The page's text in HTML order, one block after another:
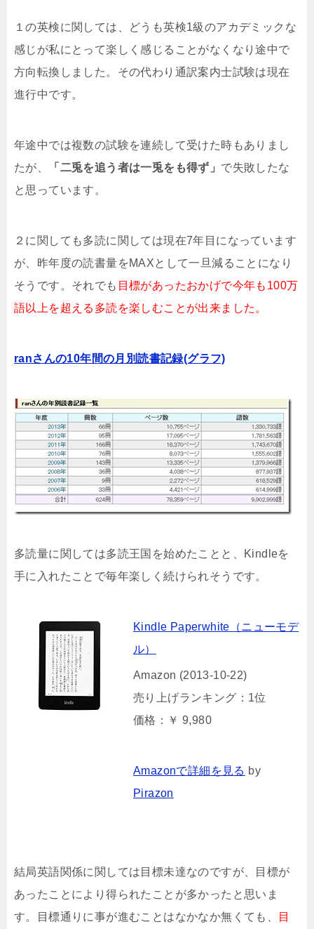
１の英検に関しては、どうも英検1級のアカデミックな
感じが私にとって楽しく感じることがなくなり途中で
方向転換しました。その代わり通訳案内士試験は現在
進行中です。
年途中では複数の試験を連続して受けた時もありまし
たが、
「二兎を追う者は一兎をも得ず」 で失敗したな
と思っています。
２に関しても多読に関しては現在7年目になっています
が、昨年度の読書量をMAXとして一旦減ることになり
そうです。それでも 目標があったおかげで今年も100万
語以上を超える多読を楽しむことが出来ました。
ranさんの10年間の月別読書記録(グラフ)
多読量に関しては多読王国を始めたことと、Kindleを
手に入れたことで毎年楽しく続けられそうです。
Kindle Paperwhite（ニューモデ
ル）
Amazon (2013-10-22)
売り上げランキング：1位
価格：￥ 9,980
Amazonで詳細を見る by
Pirazon
結局英語関係に関しては目標未達なのですが、目標が
あったことにより得られたことが多かったと思いま
す。目標通りに事が進むことはなかなか無くても、
目